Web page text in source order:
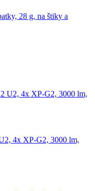
28 g, na štiky a
4x XP-G2, 3000 lm,